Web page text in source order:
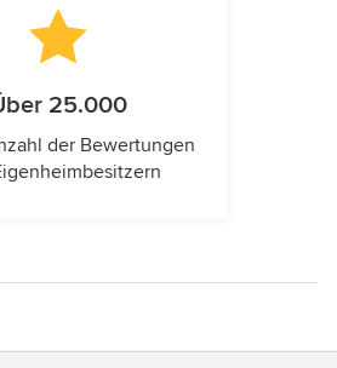
25.000
der Bewertungen